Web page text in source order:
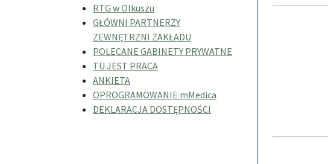
RTG w Olkuszu
GŁÓWNI PARTNERZY
ZEWNĘTRZNI ZAKŁADU
POLECANE GABINETY PRYWATNE
TU JEST PRACA
ANKIETA
OPROGRAMOWANIE mMedica
DEKLARACJA DOSTĘPNOŚCI